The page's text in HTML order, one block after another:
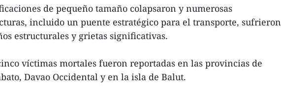
de pequeño tamaño colapsaron y numerosas
incluido un puente estratégico para el transporte, sufrieron
estructurales y grietas significativas.
víctimas mortales fueron reportadas en las provincias de
Davao Occidental y en la isla de Balut.